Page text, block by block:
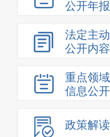
公开年报
法定主动
公开内容
重点领域
信息公开
政策解读